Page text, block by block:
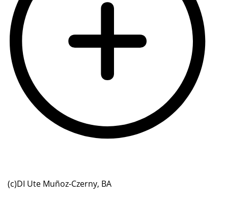
(c)DI Ute Muñoz-Czerny, BA